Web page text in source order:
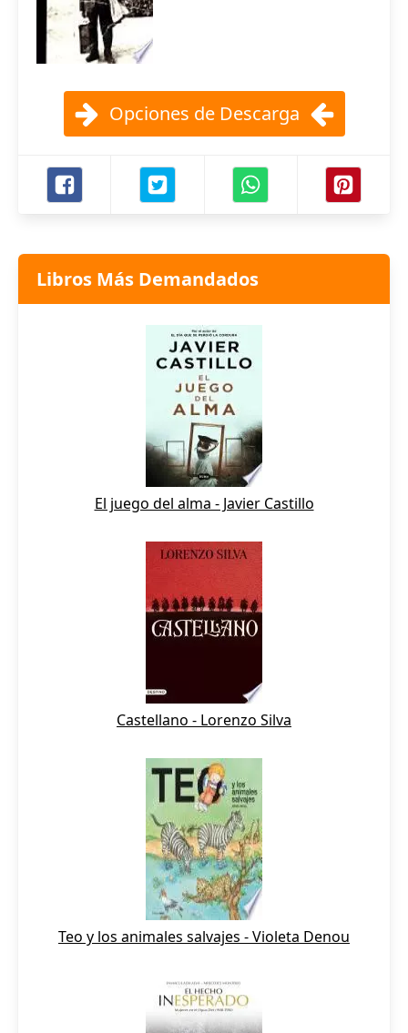
Opciones de Descarga
Libros Más Demandados
El juego del alma - Javier Castillo
Castellano - Lorenzo Silva
Teo y los animales salvajes - Violeta Denou